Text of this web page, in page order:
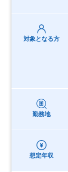
対象となる方
勤務地
想定年収